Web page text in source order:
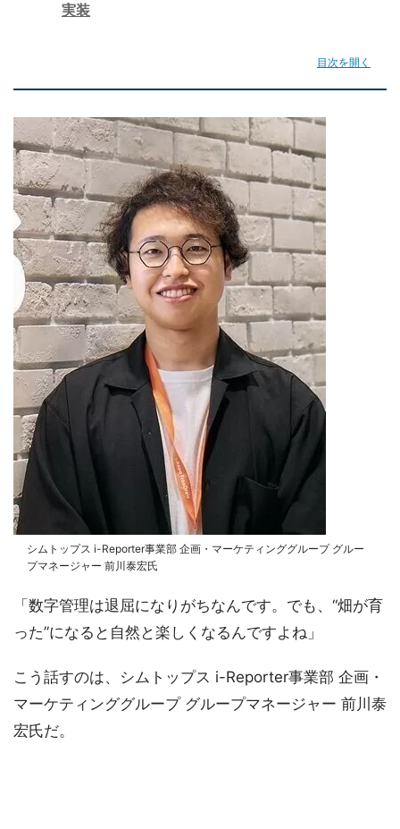
実装
目次を開く
シムトップス i-Reporter事業部 企画・マーケティンググループ グルー
プマネージャー 前川泰宏氏
「数字管理は退屈になりがちなんです。でも、“畑が育
った”になると自然と楽しくなるんですよね」
こう話すのは、シムトップス i-Reporter事業部 企画・
マーケティンググループ グループマネージャー 前川泰
宏氏だ。